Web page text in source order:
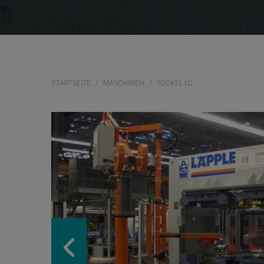
STARTSEITE MASCHINEN SOCKEL LC